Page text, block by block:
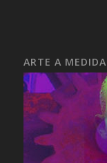
ARTE A MEDIDA